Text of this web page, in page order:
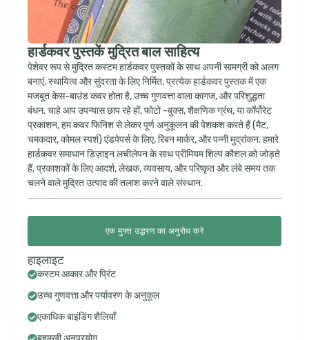
हार्डकवर पुस्तकें मुद्रित बाल साहित्य
पेशेवर रूप से मुद्रित कस्टम हार्डकवर पुस्तकों के साथ अपनी सामग्री को अलग
बनाएं. स्थायित्व और सुंदरता के लिए निर्मित, प्रत्येक हार्डकवर पुस्तक में एक
मजबूत केस-बाउंड कवर होता है, उच्च गुणवत्ता वाला कागज, और परिशुद्धता
बंधन. चाहे आप उपन्यास छाप रहे हों, फोटो -बुक्स, शैक्षणिक ग्रंथ, या कॉर्पोरेट
प्रकाशन, हम कवर फिनिश से लेकर पूर्ण अनुकूलन की पेशकश करते हैं (मैट,
चमकदार, कोमल स्पर्श) एंडपेपर्स के लिए, रिबन मार्कर, और पन्नी मुद्रांकन. हमारे
हार्डकवर समाधान डिज़ाइन लचीलेपन के साथ प्रीमियम शिल्प कौशल को जोड़ते
हैं, प्रकाशकों के लिए आदर्श, लेखक, व्यवसाय, और परिष्कृत और लंबे समय तक
चलने वाले मुद्रित उत्पाद की तलाश करने वाले संस्थान.
एक मुफ्त उद्धरण का अनुरोध करें
हाइलाइट
कस्टम आकार और प्रिंट
उच्च गुणवत्ता और पर्यावरण के अनुकूल
एकाधिक बाइंडिंग शैलियाँ